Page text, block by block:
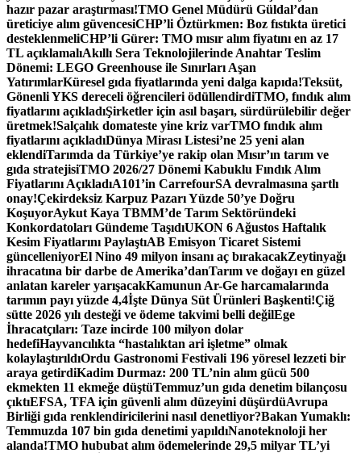
hazır pazar araştırması!TMO Genel Müdürü Güldal’dan
üreticiye alım güvencesiCHP’li Öztürkmen: Boz fıstıkta üretici
desteklenmeliCHP’li Gürer: TMO mısır alım fiyatını en az 17
TL açıklamalıAkıllı Sera Teknolojilerinde Anahtar Teslim
Dönemi: LEGO Greenhouse ile Sınırları Aşan
YatırımlarKüresel gıda fiyatlarında yeni dalga kapıda!Teksüt,
Gönenli YKS dereceli öğrencileri ödüllendirdiTMO, fındık alım
fiyatlarını açıkladıŞirketler için asıl başarı, sürdürülebilir değer
üretmek!Salçalık domateste yine kriz varTMO fındık alım
fiyatlarını açıkladıDünya Mirası Listesi’ne 25 yeni alan
eklendiTarımda da Türkiye’ye rakip olan Mısır’ın tarım ve
gıda stratejisiTMO 2026/27 Dönemi Kabuklu Fındık Alım
Fiyatlarını AçıkladıA101’in CarrefourSA devralmasına şartlı
onay!Çekirdeksiz Karpuz Pazarı Yüzde 50’ye Doğru
KoşuyorAykut Kaya TBMM’de Tarım Sektöründeki
Konkordatoları Gündeme TaşıdıUKON 6 Ağustos Haftalık
Kesim Fiyatlarını PaylaştıAB Emisyon Ticaret Sistemi
güncelleniyorEl Nino 49 milyon insanı aç bırakacakZeytinyağı
ihracatına bir darbe de Amerika’danTarım ve doğayı en güzel
anlatan kareler yarışacakKamunun Ar-Ge harcamalarında
tarımın payı yüzde 4,4İşte Dünya Süt Ürünleri Başkenti!Çiğ
sütte 2026 yılı desteği ve ödeme takvimi belli değilEge
İhracatçıları: Taze incirde 100 milyon dolar
hedefiHayvancılıkta “hastalıktan ari işletme” olmak
kolaylaştırıldıOrdu Gastronomi Festivali 196 yöresel lezzeti bir
araya getirdiKadim Durmaz: 200 TL’nin alım gücü 500
ekmekten 11 ekmeğe düştüTemmuz’un gıda denetim bilançosu
çıktıEFSA, TFA için güvenli alım düzeyini düşürdüAvrupa
Birliği gıda renklendiricilerini nasıl denetliyor?Bakan Yumaklı:
Temmuzda 107 bin gıda denetimi yapıldıNanoteknoloji her
alanda!TMO hububat alım ödemelerinde 29,5 milyar TL’yi